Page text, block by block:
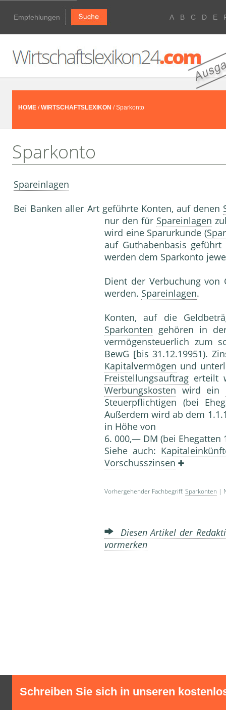
Empfehlungen A B C D E
HOME /WIRTSCHAFTSLEXIKON / Sparkonto
Sparkonto
Spareinlagen
Bei Banken aller Art geführte Konten, auf denen
nur den für Spareinlagen
wird eine Sparurkunde (
auf Guthabenbasis
werden dem Sparkonto
Dient der Verbuchung von
werden. Spareinlagen.
Konten, auf die
Sparkonten gehören in
vermögensteuerlich zum
BewG [bis 31.12.19951).
Kapitalvermögen und
Freistellungsauftrag erteilt
Werbungskosten wird ein
Steuerpflichtigen (bei
Außerdem wird ab dem
in Höhe von
6. 000,— DM (bei Ehegatten
Siehe auch:
Vorschusszinsen
Vorhergehender Fachbegriff: Sparkonten |
Diesen Artikel der
vormerken
Schreiben Sie sich in unseren